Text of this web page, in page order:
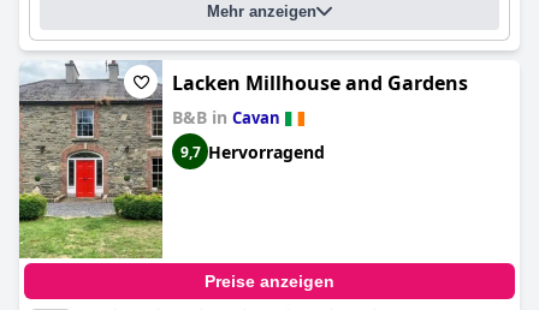
Mehr anzeigen
Lacken Millhouse and Gardens
B&B in Cavan
9,7 Hervorragend
Preise anzeigen